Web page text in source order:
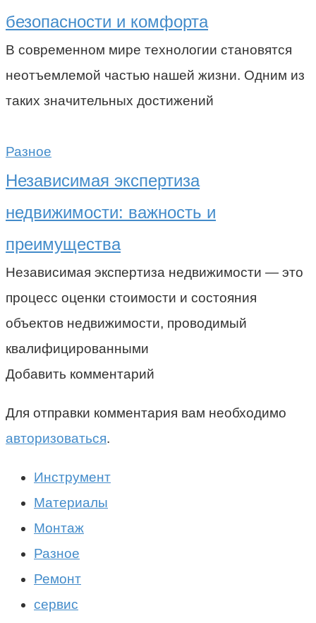
безопасности и комфорта
В современном мире технологии становятся
неотъемлемой частью нашей жизни. Одним из
таких значительных достижений
Разное
Независимая экспертиза
недвижимости: важность и
преимущества
Независимая экспертиза недвижимости — это
процесс оценки стоимости и состояния
объектов недвижимости, проводимый
квалифицированными
Добавить комментарий
Для отправки комментария вам необходимо
авторизоваться.
Инструмент
Материалы
Монтаж
Разное
Ремонт
сервис